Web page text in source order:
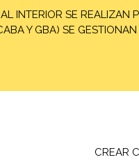
INTERIOR SE REALIZAN
Y GBA) SE
CREAR